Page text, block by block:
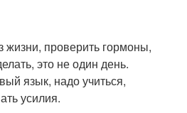
жизни, проверить гормоны,
это не один день.
язык, надо учиться,
усилия.